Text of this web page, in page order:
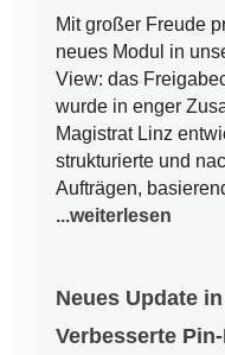
Mit großer Freude
neues Modul in
View: das
wurde in enger
Magistrat Linz
strukturierte und
Aufträgen,
...weiterlesen
Neues Update
Verbesserte